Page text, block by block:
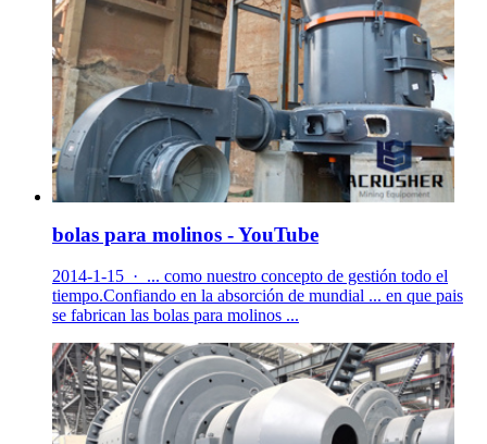
bolas para molinos - YouTube
2014-1-15 · ... como nuestro concepto de gestión todo el
tiempo.Confiando en la absorción de mundial ... en que pais
se fabrican las bolas para molinos ...